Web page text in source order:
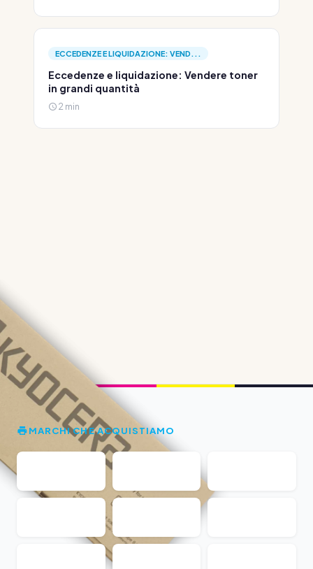
ECCEDENZE E LIQUIDAZIONE: VEND...
Eccedenze e liquidazione: Vendere toner
in grandi quantità
2 min
MARCHI CHE ACQUISTIAMO